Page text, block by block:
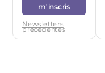
m'inscris
Newsletters
précédentes